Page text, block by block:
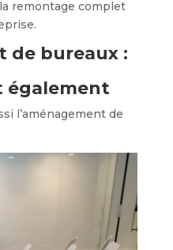
remontage complet
de bureaux :
également
l’aménagement de